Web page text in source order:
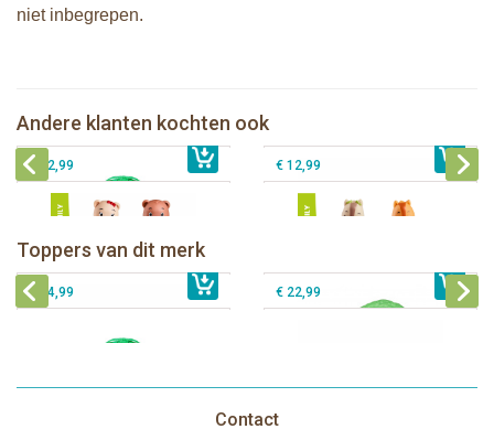
niet inbegrepen.
Andere klanten kochten ook
€ 54,99
Klorofil speelset familie Beren
€ 12,99 € 12,99
Toppers van dit merk
Klorofil speelset de Camper
€ 54,99
Klorofil de Magische Speelboom
"pocket editie"
Klorofil speelset de Magische
Speelboom
€ 54,99 € 22,99
Contact